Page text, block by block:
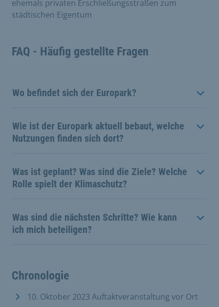
ehemals privaten Erschließungsstraßen zum
städtischen Eigentum
FAQ - Häufig gestellte Fragen
Wo befindet sich der Europark?
Wie ist der Europark aktuell bebaut, welche
Nutzungen finden sich dort?
Was ist geplant? Was sind die Ziele? Welche
Rolle spielt der Klimaschutz?
Was sind die nächsten Schritte? Wie kann
ich mich beteiligen?
Chronologie
10. Oktober 2023 Auftaktveranstaltung vor Ort